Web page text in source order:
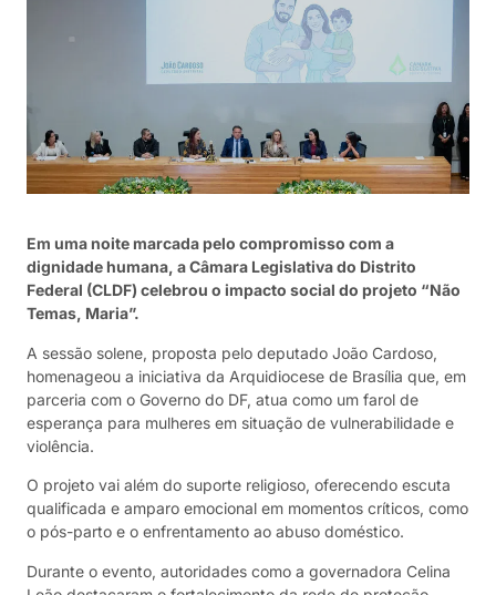
Em uma noite marcada pelo compromisso com a
dignidade humana, a Câmara Legislativa do Distrito
Federal (CLDF) celebrou o impacto social do projeto “Não
Temas, Maria”.
A sessão solene, proposta pelo deputado João Cardoso,
homenageou a iniciativa da Arquidiocese de Brasília que, em
parceria com o Governo do DF, atua como um farol de
esperança para mulheres em situação de vulnerabilidade e
violência.
O projeto vai além do suporte religioso, oferecendo escuta
qualificada e amparo emocional em momentos críticos, como
o pós-parto e o enfrentamento ao abuso doméstico.
Durante o evento, autoridades como a governadora Celina